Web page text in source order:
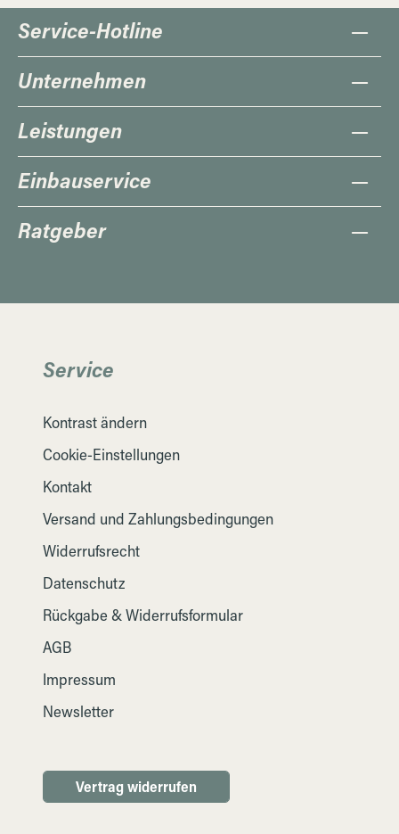
Service-Hotline
Unternehmen
Leistungen
Einbauservice
Ratgeber
Service
Kontrast ändern
Cookie-Einstellungen
Kontakt
Versand und Zahlungsbedingungen
Widerrufsrecht
Datenschutz
Rückgabe & Widerrufsformular
AGB
Impressum
Newsletter
Vertrag widerrufen